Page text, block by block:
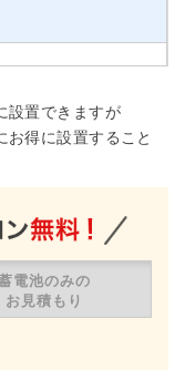
設置できますが
お得に設置すること
電池のみの
お見積もり